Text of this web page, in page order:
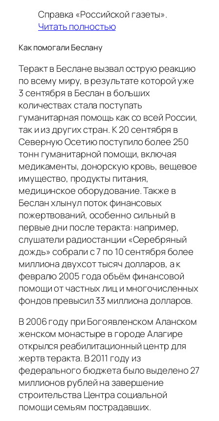
Справка «Российской газеты».
Читать полностью
Как помогали Беслану
Теракт в Беслане вызвал острую реакцию
по всему миру, в результате которой уже
3 сентября в Беслан в больших
количествах стала поступать
гуманитарная помощь как со всей России,
так и из других стран. К 20 сентября в
Северную Осетию поступило более 250
тонн гуманитарной помощи, включая
медикаменты, донорскую кровь, вещевое
имущество, продукты питания,
медицинское оборудование. Также в
Беслан хлынул поток финансовых
пожертвований, особенно сильный в
первые дни после теракта: например,
слушатели радиостанции «Серебряный
дождь» собрали с 7 по 10 сентября более
миллиона двухсот тысяч долларов, а к
февралю 2005 года объём финансовой
помощи от частных лиц и многочисленных
фондов превысил 33 миллиона долларов.
В 2006 году при Богоявленском Аланском
женском монастыре в городе Алагире
открылся реабилитационный центр для
жертв теракта. В 2011 году из
федерального бюджета было выделено 27
миллионов рублей на завершение
строительства Центра социальной
помощи семьям пострадавших.